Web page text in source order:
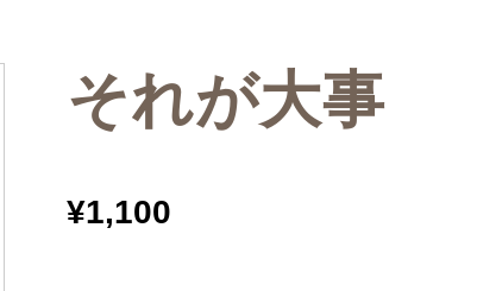
それが大事
¥1,100